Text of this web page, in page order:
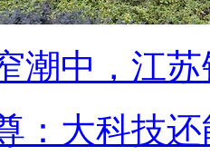
潮中，江苏
：大科技